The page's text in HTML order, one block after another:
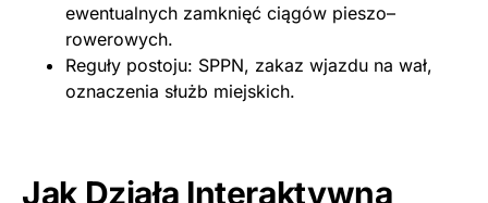
ewentualnych zamknięć ciągów pieszo–
rowerowych.
Reguły postoju: SPPN, zakaz wjazdu na wał,
oznaczenia służb miejskich.
Jak Działa Interaktywna